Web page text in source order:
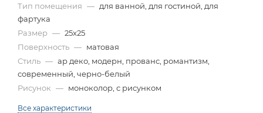
Тип помещения — для ванной, для гостиной, для
фартука
Размер — 25x25
Поверхность — матовая
Стиль — ар деко, модерн, прованс, романтизм,
современный, черно-белый
Рисунок — моноколор, с рисунком
Все характеристики